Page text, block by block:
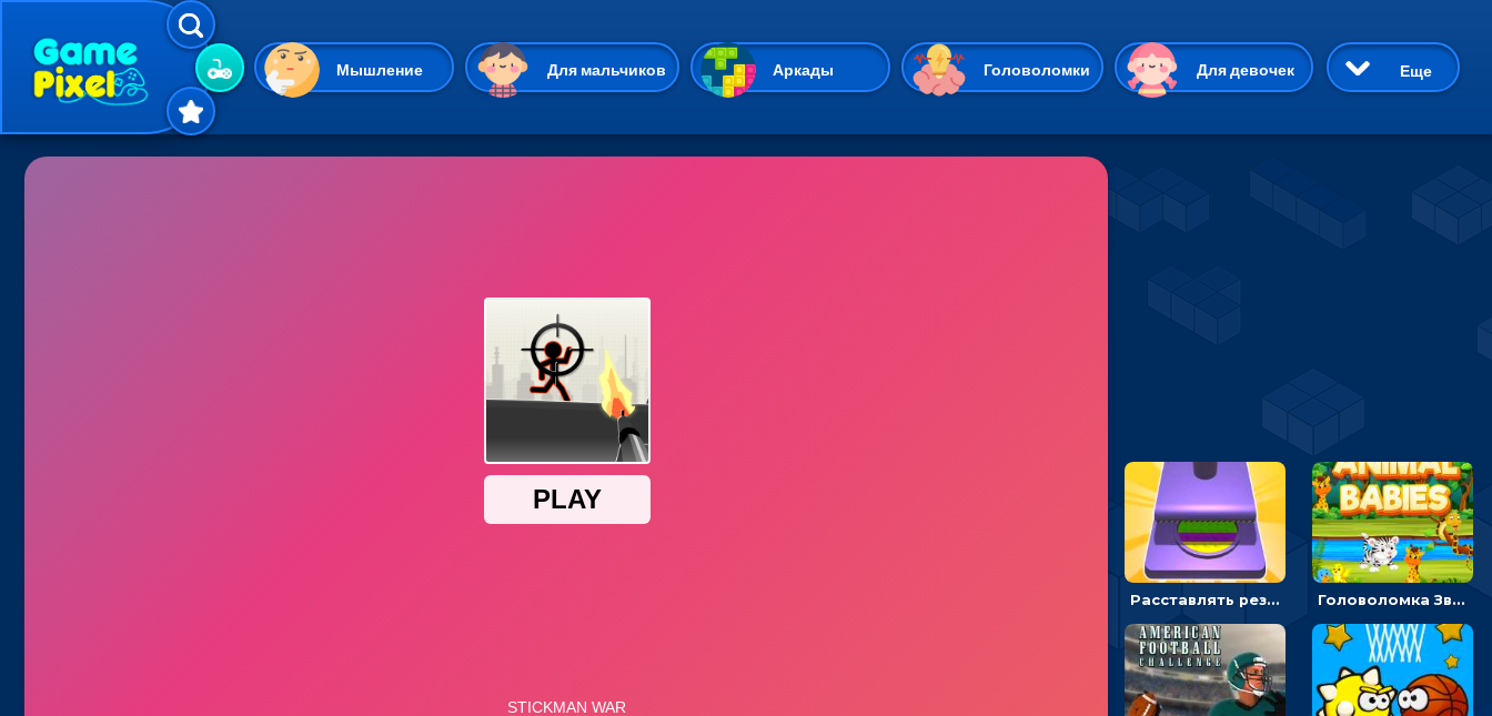
Мышление Для мальчиков Аркады Головоломки Для девочек
Гиперказуальные Казуальные Веселые 3D Приключения
Симуляторы
Пасьянс
Еще
Расставлять резиновые кубики, чтобы делать поп-ит - гиперказуальные Головоломка Звери-малыши: открывай карточки по очереди, чтобы найти одинаковые